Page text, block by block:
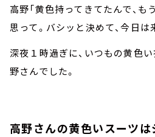
高野「黄色持ってきてたんで、
思って。バシッと決めて、今日は
深夜１時過ぎに、いつもの黄色
野さんでした。
高野さんの黄色いスーツは